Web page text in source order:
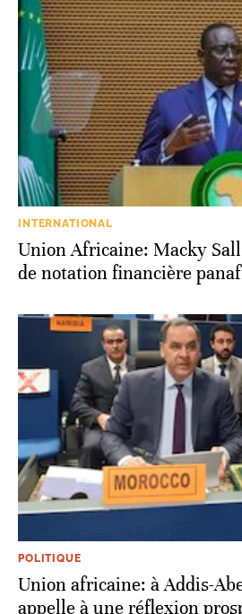
INTERNATIONAL
Union Africaine: Macky
de notation financière
POLITIQUE
Union africaine: à Addis-
appelle à une réflexion